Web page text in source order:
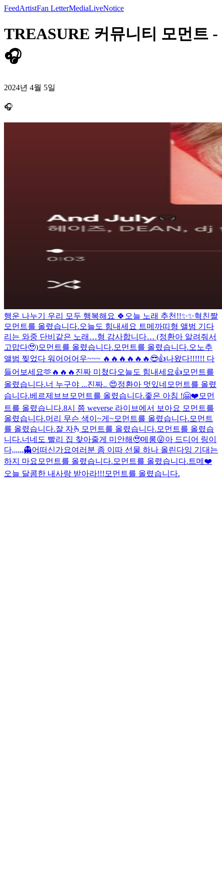
FeedArtistFan LetterMediaLiveNotice
TREASURE 커뮤니티 모먼트 -
🎧
2024년 4월 5일
🎧
행운 나누기 우리 모두 행복해요 🍀 오늘 노래 추천!!✨✨혁친짤
모먼트를 올렸습니다.오늘도 힘내세요 트메 까띠형 앨범 기다
리는 와중 단비같은 노래…형 감사합니다… (정환아 알려줘서
고맙다🥹)모먼트를 올렸습니다. 모먼트를 올렸습니다.오노추
앨범 찢었다 워어어어우~~~ 🔥🔥🔥🔥🔥🔥😎👍나왔다!!!!!! 다
들어보세요🫶 🔥🔥🔥진짜 미쳤다오늘도 힘내세요👍 모먼트를
올렸습니다.너 누구야 ...진짜.. 😍정환아 멋있네 모먼트를 올렸
습니다.베르제브브 모먼트를 올렸습니다.좋은 아침 !🤗❤️ 모먼
트를 올렸습니다.8시 쯤 weverse 라이브에서 보아요 모먼트를
올렸습니다.머리 무슨 색이~게~모먼트를 올렸습니다. 모먼트
를 올렸습니다.잘 자🫰 모먼트를 올렸습니다. 모먼트를 올렸습
니다.너네도 빨리 집 찾아줄게 미안해🥹메롱😜아 드디어 링이
다,,,,,,👻어떠신가요여러분 좀 이따 선물 하나 올린다잉 기대는
하지 마요 모먼트를 올렸습니다. 모먼트를 올렸습니다. 트메❤️
오늘 달콤한 내사랑 받아라!!! 모먼트를 올렸습니다.